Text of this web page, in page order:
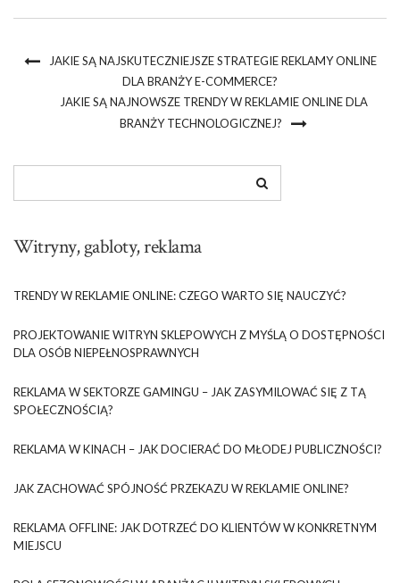
JAKIE SĄ NAJSKUTECZNIEJSZE STRATEGIE REKLAMY ONLINE
DLA BRANŻY E-COMMERCE?
JAKIE SĄ NAJNOWSZE TRENDY W REKLAMIE ONLINE DLA
BRANŻY TECHNOLOGICZNEJ?
Witryny, gabloty, reklama
TRENDY W REKLAMIE ONLINE: CZEGO WARTO SIĘ NAUCZYĆ?
PROJEKTOWANIE WITRYN SKLEPOWYCH Z MYŚLĄ O DOSTĘPNOŚCI
DLA OSÓB NIEPEŁNOSPRAWNYCH
REKLAMA W SEKTORZE GAMINGU – JAK ZASYMILOWAĆ SIĘ Z TĄ
SPOŁECZNOŚCIĄ?
REKLAMA W KINACH – JAK DOCIERAĆ DO MŁODEJ PUBLICZNOŚCI?
JAK ZACHOWAĆ SPÓJNOŚĆ PRZEKAZU W REKLAMIE ONLINE?
REKLAMA OFFLINE: JAK DOTRZEĆ DO KLIENTÓW W KONKRETNYM
MIEJSCU